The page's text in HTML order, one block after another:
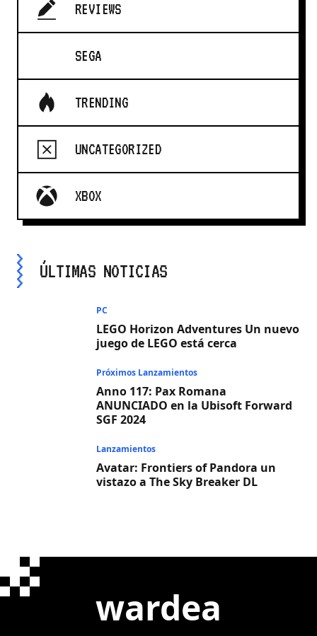
REVIEWS
SEGA
TRENDING
UNCATEGORIZED
XBOX
ÚLTIMAS NOTICIAS
PC
LEGO Horizon Adventures Un nuevo
juego de LEGO está cerca
Próximos Lanzamientos
Anno 117: Pax Romana
ANUNCIADO en la Ubisoft Forward
SGF 2024
Lanzamientos
Avatar: Frontiers of Pandora un
vistazo a The Sky Breaker DL
wardea